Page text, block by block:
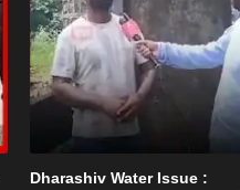
Dharashiv Water Issue :